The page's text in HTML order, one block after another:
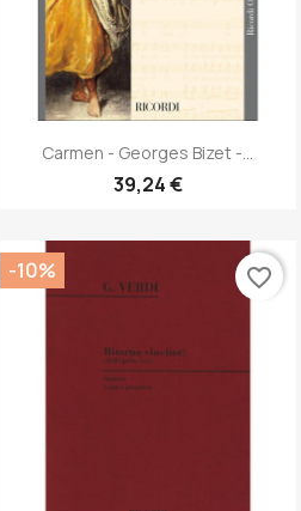
 Anteprima
Carmen - Georges Bizet -...
39,24 €
-10% favorite_border